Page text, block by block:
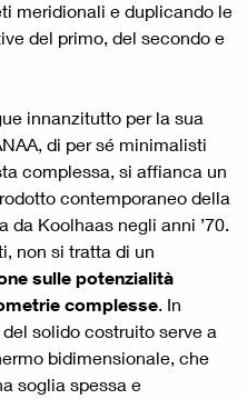
meridionali e duplicando le
del primo, del secondo e
innanzitutto per la sua
di per sé minimalisti
complessa, si affianca un
contemporaneo della
Koolhaas negli anni ’70.
non si tratta di un
sulle potenzialità
complesse. In
solido costruito serve a
bidimensionale, che
soglia spessa e